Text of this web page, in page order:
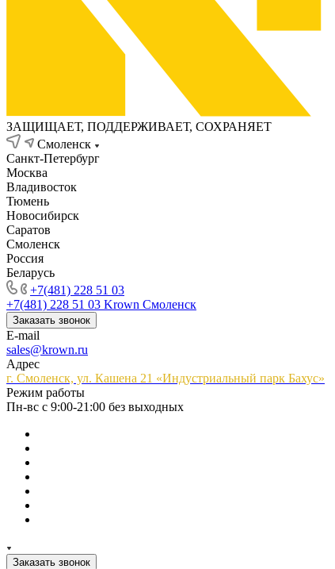
ЗАЩИЩАЕТ, ПОДДЕРЖИВАЕТ, СОХРАНЯЕТ
Смоленск
Санкт-Петербург
Москва
Владивосток
Тюмень
Новосибирск
Саратов
Смоленск
Россия
Беларусь
+7(481) 228 51 03
+7(481) 228 51 03 Krown Смоленск
Заказать звонок
E-mail
sales@krown.ru
Адрес
г. Смоленск, ул. Кашена 21 «Индустриальный парк Бахус»
Режим работы
Пн-вс с 9:00-21:00 без выходных
Заказать звонок